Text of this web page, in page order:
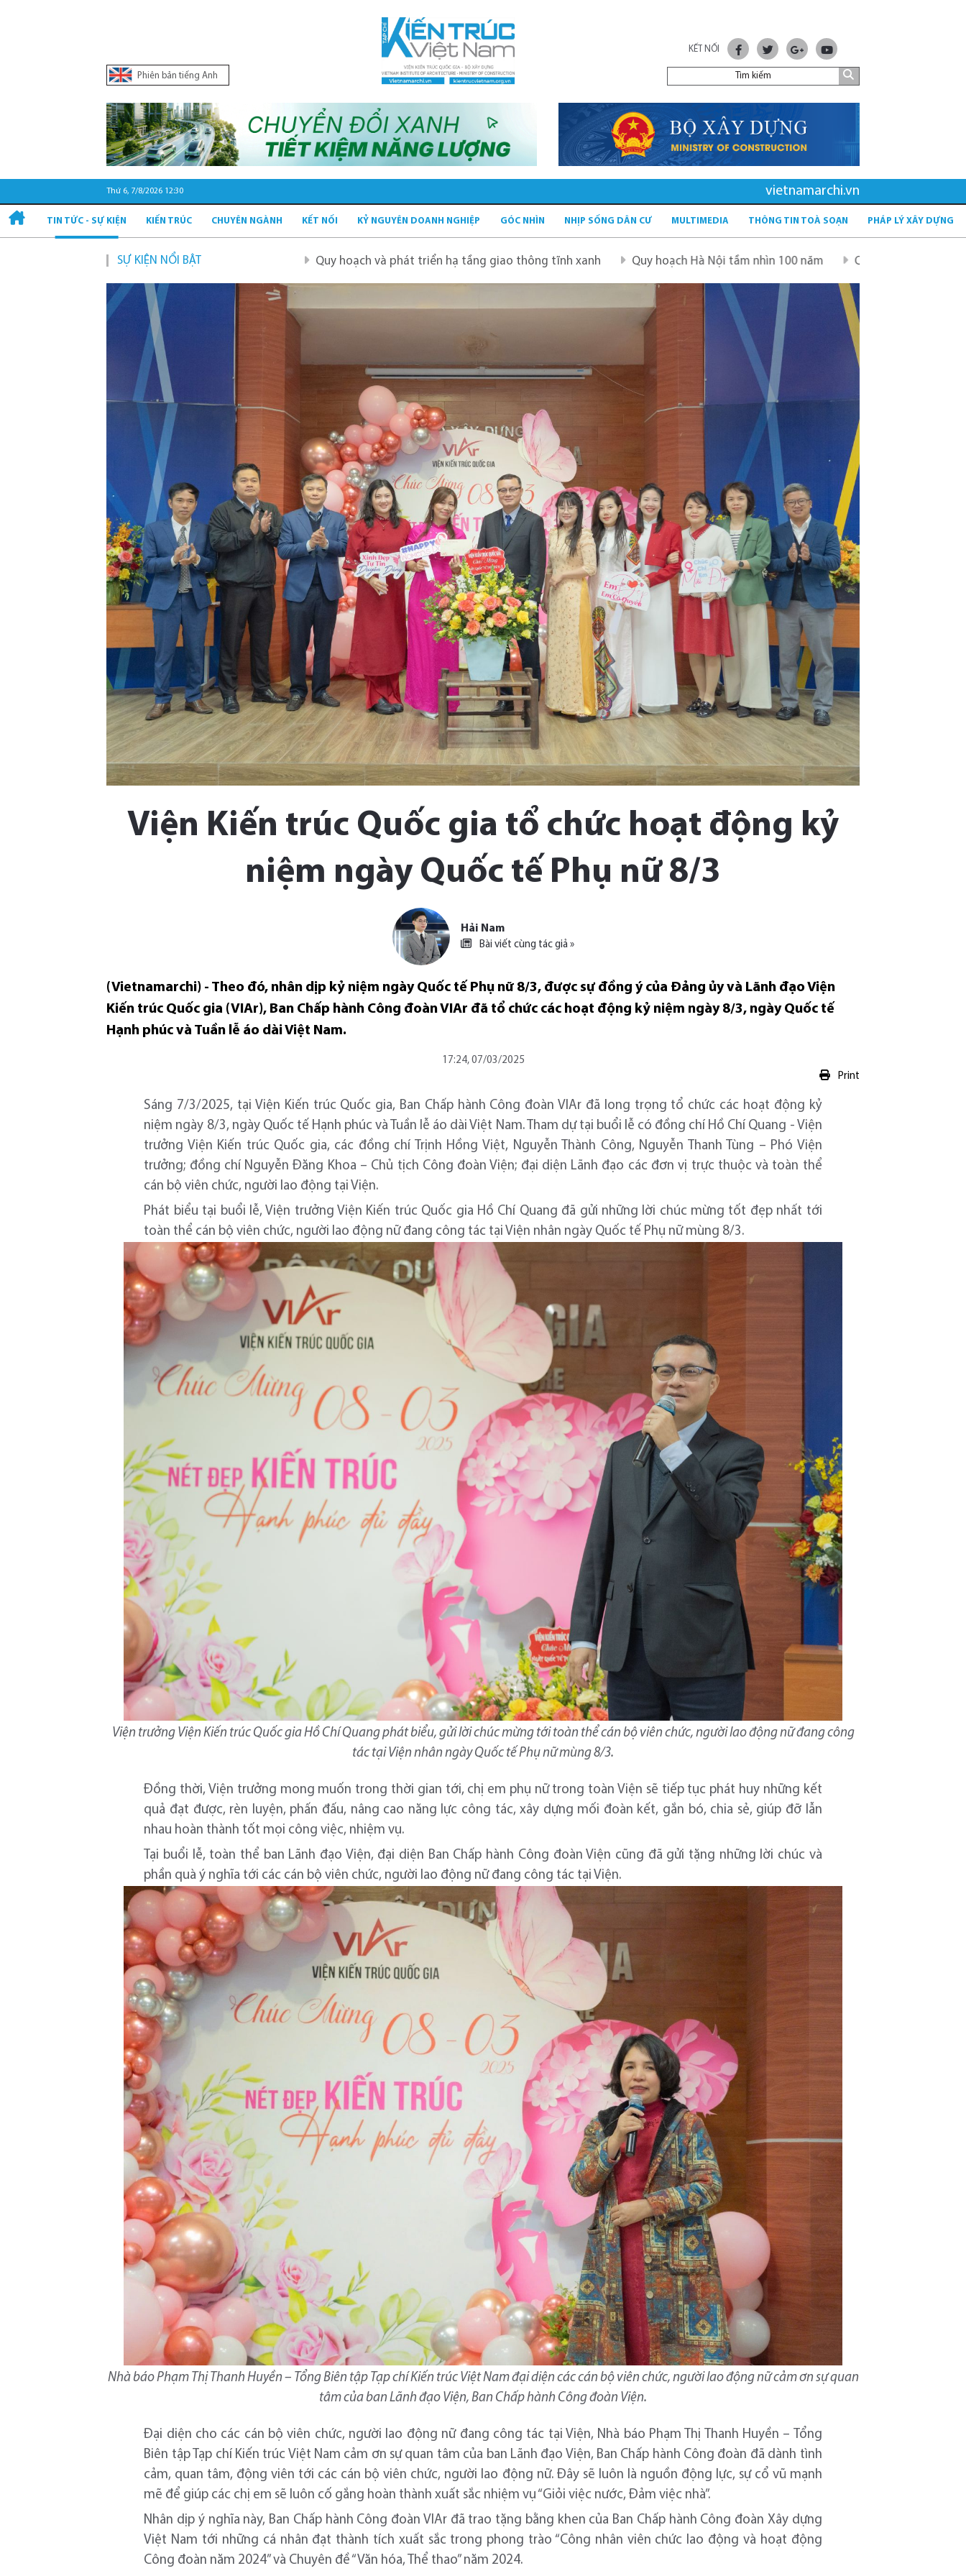
Phiên bản tiếng Anh
KẾT NỐI
Thứ 6, 7/8/2026 12:30 vietnamarchi.vn
TIN TỨC - SỰ KIỆN KIẾN TRÚC CHUYÊN NGÀNH KẾT NỐI KỶ NGUYÊN DOANH NGHIỆP GÓC NHÌN NHỊP SỐNG DÂN CƯ MULTIMEDIA THÔNG TIN TOÀ SOẠN PHÁP LÝ XÂY DỰNG
SỰ KIỆN NỔI BẬTQuy hoạch và phát triển hạ tầng giao thông tĩnh xanh Quy hoạch Hà Nội tầm nhìn 100 năm Quy hoạch mới sau sáp nhập tỉnh - tầm
Viện Kiến trúc Quốc gia tổ chức hoạt động kỷ
niệm ngày Quốc tế Phụ nữ 8/3
Hải Nam
Bài viết cùng tác giả »
(Vietnamarchi) - Theo đó, nhân dịp kỷ niệm ngày Quốc tế Phụ nữ 8/3, được sự đồng ý của Đảng ủy và Lãnh đạo Viện
Kiến trúc Quốc gia (VIAr), Ban Chấp hành Công đoàn VIAr đã tổ chức các hoạt động kỷ niệm ngày 8/3, ngày Quốc tế
Hạnh phúc và Tuần lễ áo dài Việt Nam.
17:24, 07/03/2025
Print
Sáng 7/3/2025, tại Viện Kiến trúc Quốc gia, Ban Chấp hành Công đoàn VIAr đã long trọng tổ chức các hoạt động kỷ
niệm ngày 8/3, ngày Quốc tế Hạnh phúc và Tuần lễ áo dài Việt Nam. Tham dự tại buổi lễ có đồng chí Hồ Chí Quang - Viện
trưởng Viện Kiến trúc Quốc gia, các đồng chí Trịnh Hồng Việt, Nguyễn Thành Công, Nguyễn Thanh Tùng – Phó Viện
trưởng; đồng chí Nguyễn Đăng Khoa – Chủ tịch Công đoàn Viện; đại diện Lãnh đạo các đơn vị trực thuộc và toàn thể
cán bộ viên chức, người lao động tại Viện.
Phát biểu tại buổi lễ, Viện trưởng Viện Kiến trúc Quốc gia Hồ Chí Quang đã gửi những lời chúc mừng tốt đẹp nhất tới
toàn thể cán bộ viên chức, người lao động nữ đang công tác tại Viện nhân ngày Quốc tế Phụ nữ mùng 8/3.
Viện trưởng Viện Kiến trúc Quốc gia Hồ Chí Quang phát biểu, gửi lời chúc mừng tới toàn thể cán bộ viên chức, người lao động nữ đang công
tác tại Viện nhân ngày Quốc tế Phụ nữ mùng 8/3.
Đồng thời, Viện trưởng mong muốn trong thời gian tới, chị em phụ nữ trong toàn Viện sẽ tiếp tục phát huy những kết
quả đạt được, rèn luyện, phấn đấu, nâng cao năng lực công tác, xây dựng mối đoàn kết, gắn bó, chia sẻ, giúp đỡ lẫn
nhau hoàn thành tốt mọi công việc, nhiệm vụ.
Tại buổi lễ, toàn thể ban Lãnh đạo Viện, đại diện Ban Chấp hành Công đoàn Viện cũng đã gửi tặng những lời chúc và
phần quà ý nghĩa tới các cán bộ viên chức, người lao động nữ đang công tác tại Viện.
Nhà báo Phạm Thị Thanh Huyền – Tổng Biên tập Tạp chí Kiến trúc Việt Nam đại diện các cán bộ viên chức, người lao động nữ cảm ơn sự quan
tâm của ban Lãnh đạo Viện, Ban Chấp hành Công đoàn Viện.
Đại diện cho các cán bộ viên chức, người lao động nữ đang công tác tại Viện, Nhà báo Phạm Thị Thanh Huyền – Tổng
Biên tập Tạp chí Kiến trúc Việt Nam cảm ơn sự quan tâm của ban Lãnh đạo Viện, Ban Chấp hành Công đoàn đã dành tình
cảm, quan tâm, động viên tới các cán bộ viên chức, người lao động nữ. Đây sẽ luôn là nguồn động lực, sự cổ vũ mạnh
mẽ để giúp các chị em sẽ luôn cố gắng hoàn thành xuất sắc nhiệm vụ “Giỏi việc nước, Đảm việc nhà”.
Nhân dịp ý nghĩa này, Ban Chấp hành Công đoàn VIAr đã trao tặng bằng khen của Ban Chấp hành Công đoàn Xây dựng
Việt Nam tới những cá nhân đạt thành tích xuất sắc trong phong trào “Công nhân viên chức lao động và hoạt động
Công đoàn năm 2024” và Chuyên đề “Văn hóa, Thể thao” năm 2024.